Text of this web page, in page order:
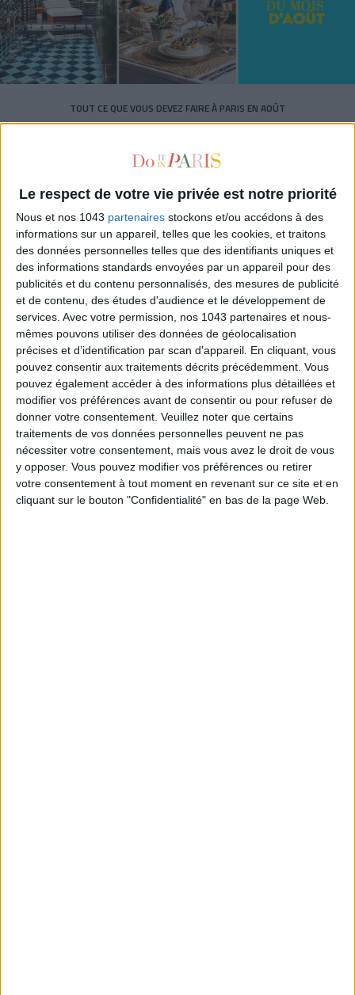
Le respect de votre vie privée est notre priorité
Nous et nos 1043 partenaires stockons et/ou accédons à des
informations sur un appareil, telles que les cookies, et traitons
des données personnelles telles que des identifiants uniques et
des informations standards envoyées par un appareil pour des
publicités et du contenu personnalisés, des mesures de publicité
et de contenu, des études d'audience et le développement de
services. Avec votre permission, nos 1043 partenaires et nous-
mêmes pouvons utiliser des données de géolocalisation
précises et d’identification par scan d'appareil. En cliquant, vous
pouvez consentir aux traitements décrits précédemment. Vous
pouvez également accéder à des informations plus détaillées et
modifier vos préférences avant de consentir ou pour refuser de
donner votre consentement. Veuillez noter que certains
traitements de vos données personnelles peuvent ne pas
nécessiter votre consentement, mais vous avez le droit de vous
y opposer. Vous pouvez modifier vos préférences ou retirer
votre consentement à tout moment en revenant sur ce site et en
cliquant sur le bouton "Confidentialité" en bas de la page Web.
TOUT CE QUE VOUS DEVEZ FAIRE À PARIS EN AOÛT
LES SPF 50 QUI DONNENT ENVIE DE SE TARTINER